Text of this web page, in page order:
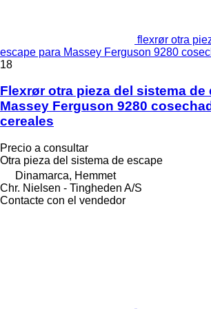
flexrør otra
escape para Massey Ferguson 9280
18
Flexrør otra pieza del sistema de
Massey Ferguson 9280
cereales
Precio a consultar
Otra pieza del sistema de escape
Dinamarca, Hemmet
Chr. Nielsen - Tingheden A/S
Contacte con el vendedor